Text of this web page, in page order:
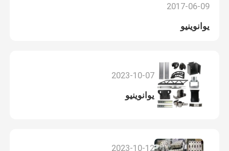
2017-06-09
يوانوينيو
2023-10-07
يوانوينيو
2023-10-12